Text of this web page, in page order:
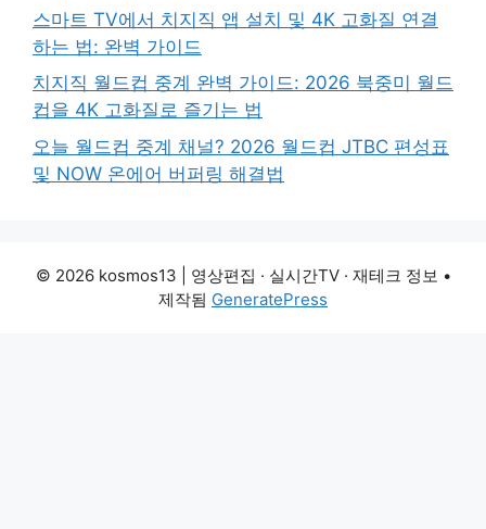
스마트 TV에서 치지직 앱 설치 및 4K 고화질 연결
하는 법: 완벽 가이드
치지직 월드컵 중계 완벽 가이드: 2026 북중미 월드
컵을 4K 고화질로 즐기는 법
오늘 월드컵 중계 채널? 2026 월드컵 JTBC 편성표
및 NOW 온에어 버퍼링 해결법
© 2026 kosmos13 | 영상편집 · 실시간TV · 재테크 정보 •
제작됨 GeneratePress